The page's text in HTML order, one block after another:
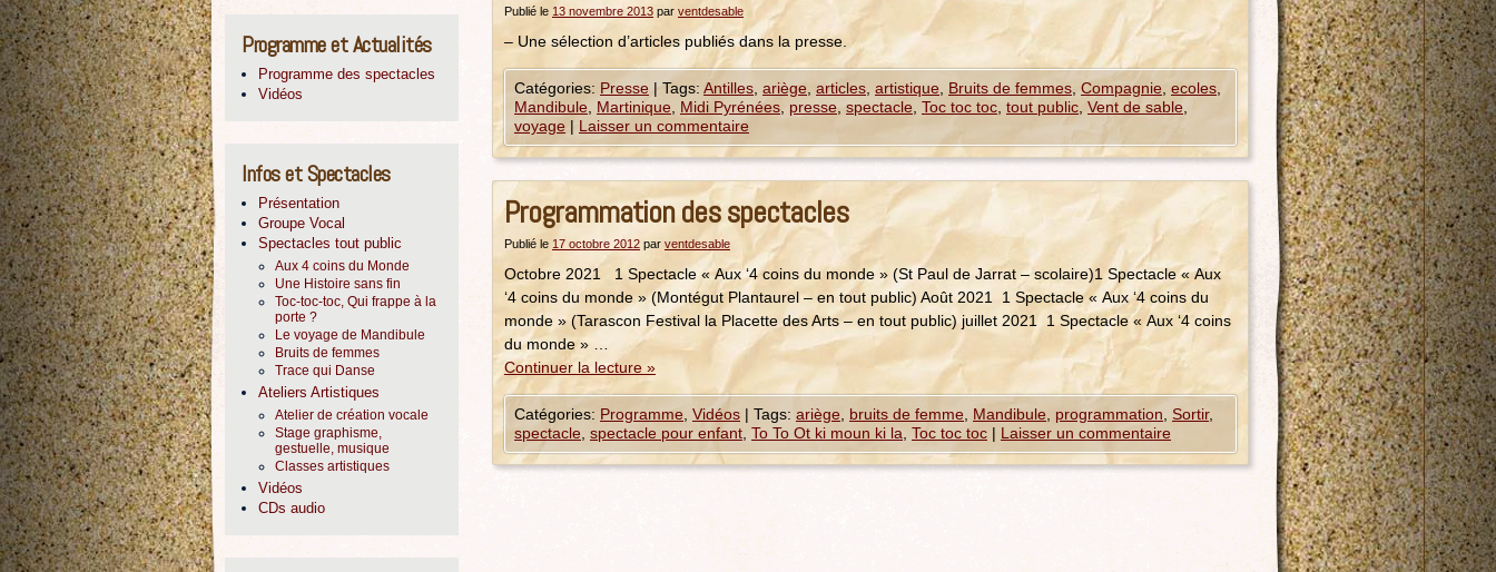
Publié le 13 novembre 2013 par ventdesable
– Une sélection d’articles publiés dans la presse.
Catégories: Presse | Tags: Antilles ariège articles artistique Bruits de femmes Compagnie ecoles
Mandibule Martinique Midi Pyrénées presse spectacle Toc toc toc tout public Vent de sable
voyage | Laisser un commentaire
Programmation des spectacles
Publié le 17 octobre 2012 par ventdesable
Octobre 2021 1 Spectacle « Aux ‘4 coins du monde » (St Paul de Jarrat – scolaire)1 Spectacle « Aux
‘4 coins du monde » (Montégut Plantaurel – en tout public) Août 2021 1 Spectacle « Aux ‘4 coins du
monde » (Tarascon Festival la Placette des Arts – en tout public) juillet 2021 1 Spectacle « Aux ‘4 coins
du monde » …
Continuer la lecture »
Catégories: Programme Vidéos | Tags: ariège bruits de femme Mandibule programmation Sortir,
spectacle spectacle pour enfant To To Ot ki moun ki la Toc toc toc | Laisser un commentaire
Programme et Actualités
Programme des spectacles
Vidéos
Infos et Spectacles
Présentation
Groupe Vocal
Spectacles tout public
Aux 4 coins du Monde
Une Histoire sans fin
Toc-toc-toc, Qui frappe à la
porte ?
Le voyage de Mandibule
Bruits de femmes
Trace qui Danse
Ateliers Artistiques
Atelier de création vocale
Stage graphisme,
gestuelle, musique
Classes artistiques
Vidéos
CDs audio